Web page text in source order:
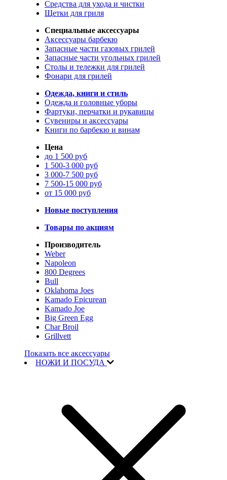
Средства для ухода и чистки
Щетки для гриля
Специальные аксессуары
Аксессуары барбекю
Запасные части газовых грилей
Запасные части угольных грилей
Столы и тележки для грилей
Фонари для грилей
Одежда, книги и стиль
Одежда и головные уборы
Фартуки, перчатки и рукавицы
Сувениры и аксессуары
Книги по барбекю и винам
Цена
до 1 500 руб
1 500-3 000 руб
3 000-7 500 руб
7 500-15 000 руб
от 15 000 руб
Новые поступления
Товары по акциям
Производитель
Weber
Napoleon
800 Degrees
Bull
Oklahoma Joes
Kamado Epicurean
Kamado Joe
Big Green Egg
Char Broil
Grillvett
Показать все аксессуары
НОЖИ И ПОСУДА